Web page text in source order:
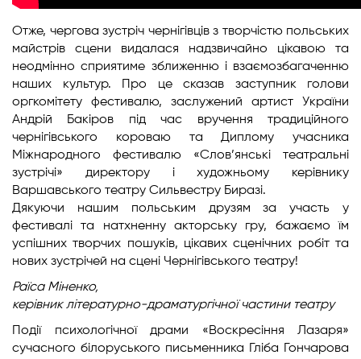
Отже, чергова зустріч чернігівців з творчістю польських
майстрів сцени видалася надзвичайно цікавою та
неодмінно сприятиме зближенню і взаємозбагаченню
наших культур. Про це сказав заступник голови
оргкомітету фестивалю, заслужений артист України
Андрій Бакіров під час вручення традиційного
чернігівського короваю та Диплому учасника
Міжнародного фестивалю «Слов’янські театральні
зустрічі» директору і художньому керівнику
Варшавського театру Сильвестру Биразі.
Дякуючи нашим польським друзям за участь у
фестивалі та натхненну акторську гру, бажаємо їм
успішних творчих пошуків, цікавих сценічних робіт та
нових зустрічей на сцені Чернігівського театру!
Раїса Міненко,
керівник літературно-драматургічної частини театру
Події психологічної драми «Воскресіння Лазаря»
сучасного білоруського письменника Гліба Гончарова